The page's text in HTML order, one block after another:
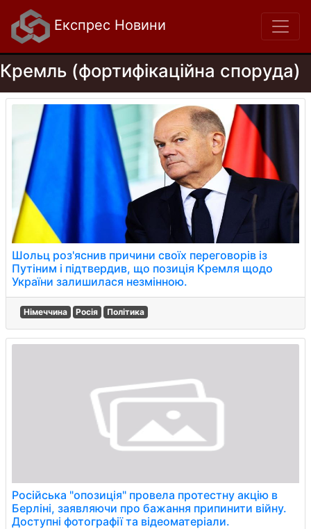
Експрес Новини
Кремль (фортифікаційна споруда)
Шольц роз'яснив причини своїх переговорів із
Путіним і підтвердив, що позиція Кремля щодо
України залишилася незмінною.
Німеччина Росія Політика
Російська "опозиція" провела протестну акцію в
Берліні, заявляючи про бажання припинити війну.
Доступні фотографії та відеоматеріали.